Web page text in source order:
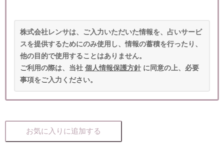
株式会社レンサは、ご入力いただいた情報を、占いサービ
スを提供するためにのみ使用し、情報の蓄積を行ったり、
他の目的で使用することはありません。
ご利用の際は、当社 個人情報保護方針 に同意の上、必要
事項をご入力ください。
お気に入りに追加する